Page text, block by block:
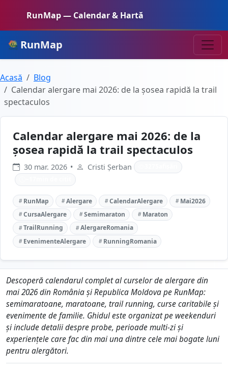
RunMap — Calendar & Hartă
RunMap
Acasă
Blog
Calendar alergare mai 2026: de la șosea rapidă la trail
spectaculos
Calendar alergare mai 2026: de la
șosea rapidă la trail spectaculos
30 mar. 2026 • Cristi Șerban
RunMap Alergare CalendarAlergare
Mai2026
CursaAlergare
Semimaraton
Maraton
TrailRunning
AlergareRomania
EvenimenteAlergare
RunningRomania
Descoperă calendarul complet al curselor de alergare din
mai 2026 din România și Republica Moldova pe RunMap:
semimaratoane, maratoane, trail running, curse caritabile și
evenimente de familie. Ghidul este organizat pe weekenduri
și include detalii despre probe, perioade multi-zi și
experiențele care fac din mai una dintre cele mai bogate luni
pentru alergători.